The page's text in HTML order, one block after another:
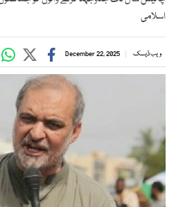
اسلامی
ویب ڈیسک December 22, 2025